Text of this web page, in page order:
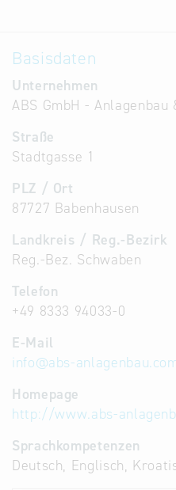
Basisdaten
Unternehmen
ABS GmbH -
Straße
Stadtgasse 1
PLZ / Ort
87727 Babenhausen
Landkreis / Reg.-Bezirk
Reg.-Bez. Schwaben
Telefon
+49 8333 94033-0
E-Mail
info@abs-
Homepage
http://www.abs-
Sprachkompetenzen
Deutsch, Englisch,